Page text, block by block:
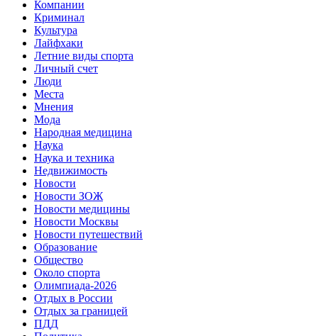
Компании
Криминал
Культура
Лайфхаки
Летние виды спорта
Личный счет
Люди
Места
Мнения
Мода
Народная медицина
Наука
Наука и техника
Недвижимость
Новости
Новости ЗОЖ
Новости медицины
Новости Москвы
Новости путешествий
Образование
Общество
Около спорта
Олимпиада-2026
Отдых в России
Отдых за границей
ПДД